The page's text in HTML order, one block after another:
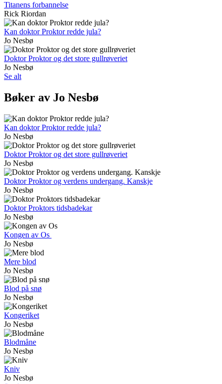
Titanens forbannelse
Rick Riordan
Kan doktor Proktor redde jula?
Jo Nesbø
Doktor Proktor og det store gullrøveriet
Jo Nesbø
Se alt
Bøker av Jo Nesbø
Kan doktor Proktor redde jula?
Jo Nesbø
Doktor Proktor og det store gullrøveriet
Jo Nesbø
Doktor Proktor og verdens undergang. Kanskje
Jo Nesbø
Doktor Proktors tidsbadekar
Jo Nesbø
Kongen av Os
Jo Nesbø
Mere blod
Jo Nesbø
Blod på snø
Jo Nesbø
Kongeriket
Jo Nesbø
Blodmåne
Jo Nesbø
Kniv
Jo Nesbø